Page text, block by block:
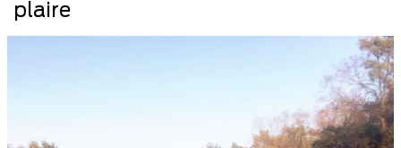
plaire